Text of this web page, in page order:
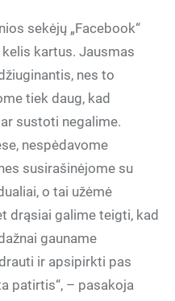
sekėjų „Facebook“
kartus. Jausmas
nes to
tiek daug, kad
sustoti negalime.
nespėdavome
susirašinėjome su
o tai užėmė
drąsiai galime teigti, kad
gauname
ir apsipirkti pas
patirtis“, – pasakoja